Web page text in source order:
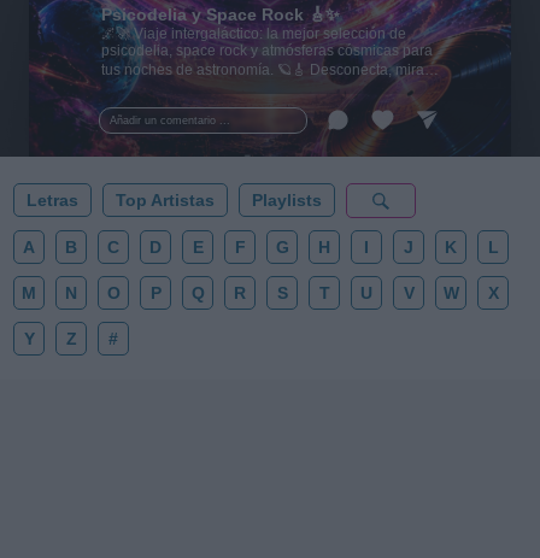
Añadir un comentario ...
Psicodelia y Space Rock 🎸✨
🌌🚀 Viaje intergaláctico: la mejor selección de
psicodelia, space rock y atmósferas cósmicas para
tus noches de astronomía. 🪐🎸 Desconecta, mira
al firmamento y siente la gravedad cero. 💾 ¡Guarda
esta colección para tu próxima noche estrellada!
✨⭐
Letras Top Artistas Playlists
A B C D E F G H I J K L
M N O P Q R S T U V W X
Y Z #